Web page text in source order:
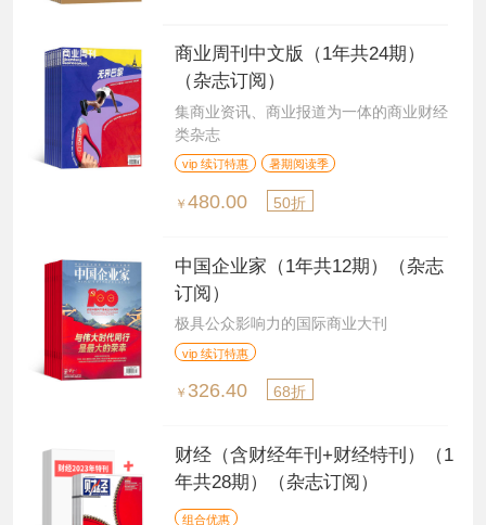
商业周刊中文版（1年共24期）
（杂志订阅）
集商业资讯、商业报道为一体的商业财经
类杂志
vip 续订特惠 暑期阅读季
￥480.00 50折
中国企业家（1年共12期）（杂志
订阅）
极具公众影响力的国际商业大刊
vip 续订特惠
￥ 326.40 68折
财经（含财经年刊+财经特刊）（1
年共28期）（杂志订阅）
组合优惠